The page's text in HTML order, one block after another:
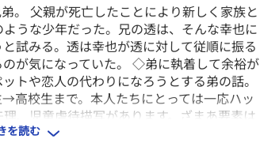
。 父親が死亡したことにより新しく家族と
うな少年だった。兄の透は、そんな幸也に
試みる。透は幸也が透に対して従順に振る
が気になっていた。 ◇弟に執着して余裕が
トや恋人の代わりになろうとする弟の話。
校生まで。本人たちにとっては一応ハッ
、児童虐待描写があります。ざまあ要素は
も投稿してます。
を読む